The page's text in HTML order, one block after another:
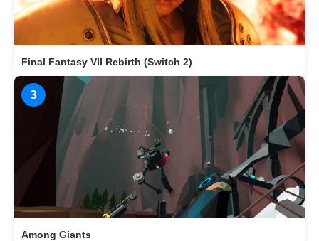
Final Fantasy VII Rebirth (Switch 2)
3
Among Giants